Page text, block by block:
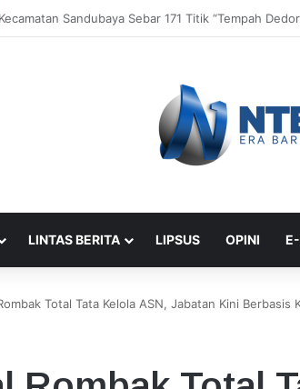
Alunan “Music Experience” Dorong UMKM dan
LINTAS BERITA LIPSUS OPINI
Total Tata Kelola ASN, Jabatan Kini Berbasis